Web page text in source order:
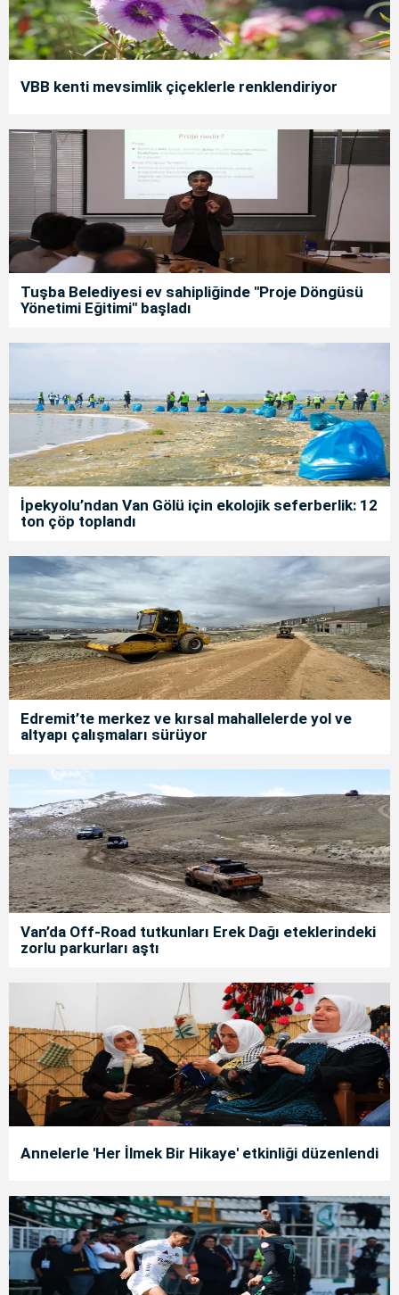
VBB kenti mevsimlik çiçeklerle renklendiriyor
Tuşba Belediyesi ev sahipliğinde "Proje Döngüsü
Yönetimi Eğitimi" başladı
İpekyolu’ndan Van Gölü için ekolojik seferberlik: 12
ton çöp toplandı
Edremit’te merkez ve kırsal mahallelerde yol ve
altyapı çalışmaları sürüyor
Van’da Off-Road tutkunları Erek Dağı eteklerindeki
zorlu parkurları aştı
Annelerle 'Her İlmek Bir Hikaye' etkinliği düzenlendi